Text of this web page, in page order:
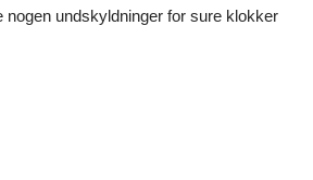
undskyldninger for sure klokker